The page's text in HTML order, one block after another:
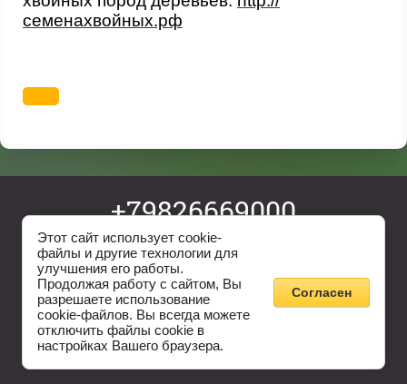
семенахвойных.рф
+79826669000
ev05@yandex.ru
@pmsad_ekb
Copyright © 2011 - 2026
Садовый центр "Первомайский"
Этот сайт использует cookie-
файлы и другие технологии для
улучшения его работы.
Продолжая работу с сайтом, Вы
разрешаете использование
cookie-файлов. Вы всегда можете
отключить файлы cookie в
настройках Вашего браузера.
Согласен